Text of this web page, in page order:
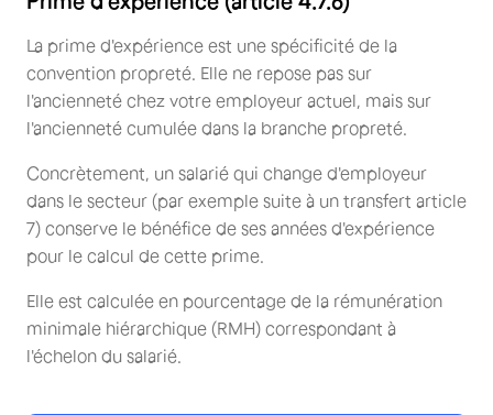
La prime d'expérience est une spécificité de la
convention propreté. Elle ne repose pas sur
l'ancienneté chez votre employeur actuel, mais sur
l'ancienneté cumulée dans la branche propreté.
Concrètement, un salarié qui change d'employeur
dans le secteur (par exemple suite à un transfert article
7) conserve le bénéfice de ses années d'expérience
pour le calcul de cette prime.
Elle est calculée en pourcentage de la rémunération
minimale hiérarchique (RMH) correspondant à
l'échelon du salarié.